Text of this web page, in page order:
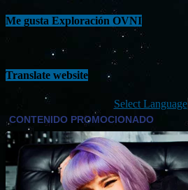
Me gusta Exploración OVNI
Translate website
Select Language